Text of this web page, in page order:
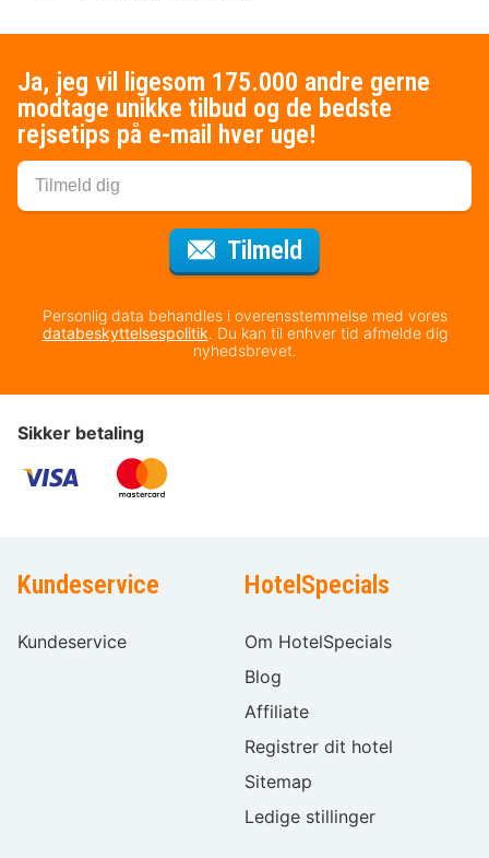
Ja, jeg vil ligesom 175.000 andre gerne
modtage unikke tilbud og de bedste
rejsetips på e-mail hver uge!
Tilmeld
Personlig data behandles i overensstemmelse med vores
databeskyttelsespolitik. Du kan til enhver tid afmelde dig
nyhedsbrevet.
Sikker betaling
Kundeservice
Kundeservice
HotelSpecials
Om HotelSpecials
Blog
Affiliate
Registrer dit hotel
Sitemap
Ledige stillinger